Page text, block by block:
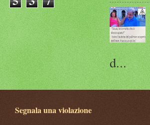
d...
Segnala una violazione